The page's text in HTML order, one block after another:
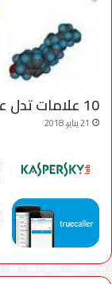
10 علامات تدل على نقص ” فيتامين د ” في الجسم
21 يناير، 2018